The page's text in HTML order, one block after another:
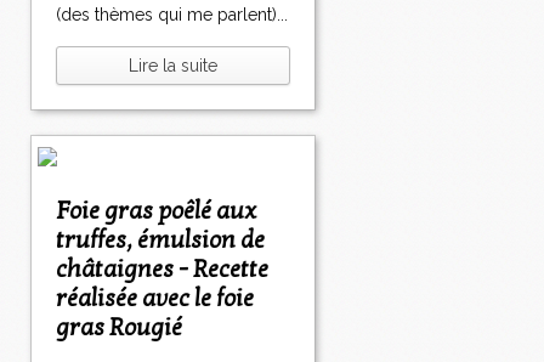
(des thèmes qui me parlent)...
Lire la suite
Foie gras poêlé aux
truffes, émulsion de
châtaignes - Recette
réalisée avec le foie
gras Rougié